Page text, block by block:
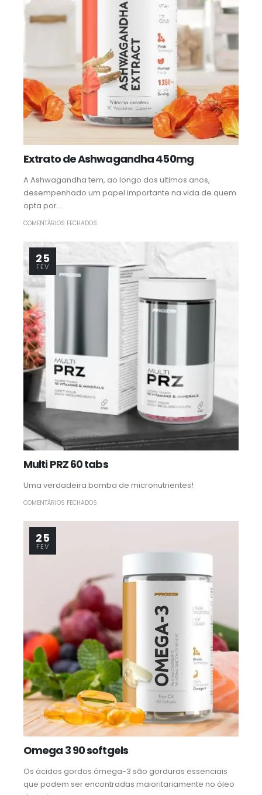
Extrato de Ashwagandha 450mg
A Ashwagandha tem, ao longo dos ultimos anos,
desempenhado um papel importante na vida de quem
opta por...
COMENTÁRIOS FECHADOS
25
FEV
Multi PRZ 60 tabs
Uma verdadeira bomba de micronutrientes!
COMENTÁRIOS FECHADOS
25
FEV
Omega 3 90 softgels
Os ácidos gordos ómega-3 são gorduras essenciais
que podem ser encontradas maioritariamente no óleo